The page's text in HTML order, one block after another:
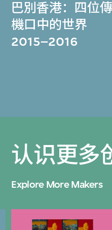
巴別香港：四位
機口中的世界
2015–2016
认识更多
Explore More Makers